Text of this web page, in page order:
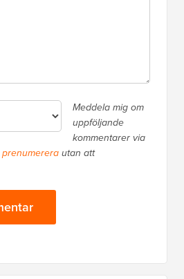
Meddela mig om
uppföljande
kommentarer via
prenumererautan att